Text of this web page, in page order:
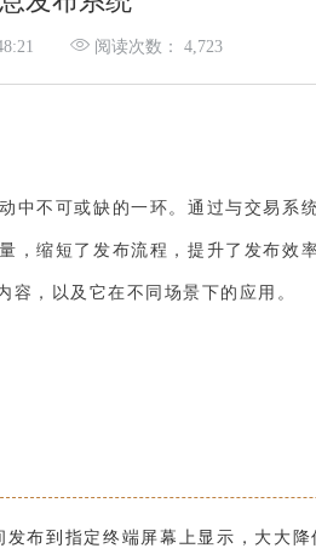
阅读次数： 4,723
不可或缺的一环。通过与交易系
缩短了发布流程，提升了发布效
，以及它在不同场景下的应用。
布到指定终端屏幕上显示，大大